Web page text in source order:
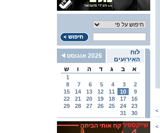
לוח
האירועים
2026 אוגוסט
א
ב ג ד ה ו ש
1
2
3
4
5
6
7
8
9
10
11
12
13
14
15
16
17
18
19
20
21
22
23
24
25
26
27
28
29
30
31 <
<